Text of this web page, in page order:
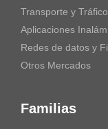
Transporte y Tráfico
Aplicaciones
Redes de datos y
Otros Mercados
Familias